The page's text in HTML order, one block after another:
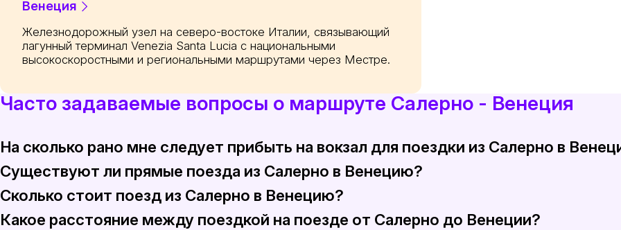
Венеция
Железнодорожный узел на северо-востоке Италии, связывающий
лагунный терминал Venezia Santa Lucia с национальными
высокоскоростными и региональными маршрутами через Местре.
Часто задаваемые вопросы о маршруте Салерно - Венеция
На сколько рано мне следует прибыть на вокзал для поездки из Салерно в
Рекомендуется приезжать на вокзал как минимум за 20-30 минут до запланированного отправления из
Существуют ли прямые поезда из Салерно в Венецию?
Обычно нет прямых поездов из Салерно в Венецию. Путешественникам, как правило, необходимо делать
Сколько стоит поезд из Салерно в Венецию?
Поезд из Салерно в Венецию стоит от €45 до €70 за билет в стандартном классе. Цены могут колебаться в
Какое расстояние между поездкой на поезде от Салерно до Венеции?